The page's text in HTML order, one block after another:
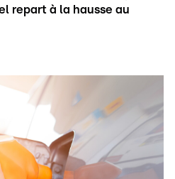
repart à la hausse au